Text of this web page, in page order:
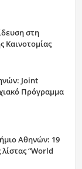
στη
Καινοτομίας
Joint
Πρόγραμμα
Αθηνών: 19
“World